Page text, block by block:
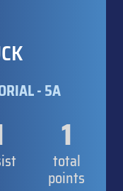
- 5A
1
total
points